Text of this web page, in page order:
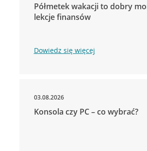
Półmetek wakacji to dobry
lekcje finansów
Dowiedz się więcej
03.08.2026
Konsola czy PC – co wybrać?